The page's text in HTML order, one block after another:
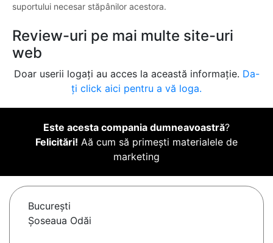
suportului necesar stăpânilor acestora.
Review-uri pe mai multe site-uri
web
Doar userii logați au acces la această informație. Da-
ți click aici pentru a vă loga.
Este acesta compania dumneavoastră?
Felicitări! Aă cum să primești materialele de
marketing
Bucureşti
Șoseaua Odăi